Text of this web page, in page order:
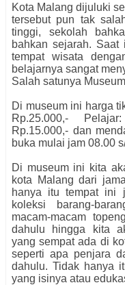
Kota Malang dijuluki
tersebut pun tak
tinggi, sekolah
bahkan sejarah.
tempat wisata
belajarnya sangat
Salah satunya
Di museum ini harga
Rp.25.000,-
Rp.15.000,- dan
buka mulai jam 08.00
Di museum ini kita
kota Malang dari
hanya itu tempat ini
koleksi barang-
macam-macam
dahulu hingga kita
yang sempat ada di
seperti apa penjara
dahulu. Tidak hanya
yang isinya atau